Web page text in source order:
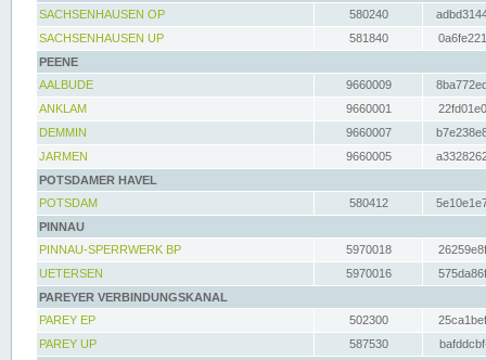
SACHSENHAUSEN OP
580240
SACHSENHAUSEN UP
581840
PEENE
AALBUDE
9660009
ANKLAM
9660001
DEMMIN
9660007
JARMEN
9660005
POTSDAMER HAVEL
POTSDAM
580412
PINNAU
PINNAU-SPERRWERK BP
5970018
UETERSEN
5970016
PAREYER VERBINDUNGSKANAL
PAREY EP
502300
PAREY UP
587530